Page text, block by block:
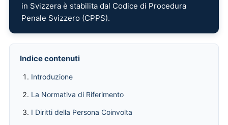
in Svizzera è stabilita dal Codice di Procedura
Penale Svizzero (CPPS).
Indice contenuti
Introduzione
La Normativa di Riferimento
I Diritti della Persona Coinvolta